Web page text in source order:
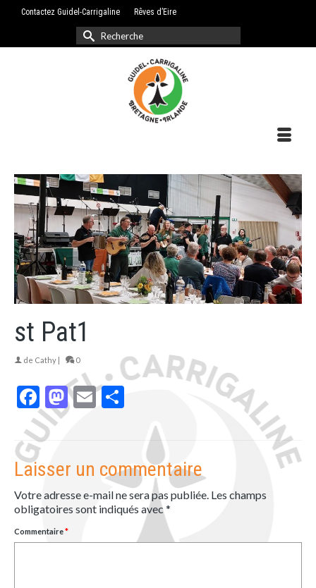
Contactez Guidel-Carrigaline Rêves d’Eire
Rechercher :
st Pat1
de Cathy | 0
Facebook
Mastodon
EmailPartager
Laisser un commentaire
Votre adresse e-mail ne sera pas publiée. Les champs
obligatoires sont indiqués avec*
Commentaire*